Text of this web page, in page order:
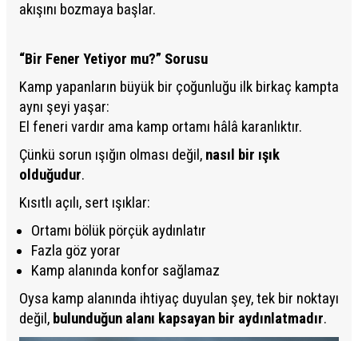
akışını bozmaya başlar.
“Bir Fener Yetiyor mu?” Sorusu
Kamp yapanların büyük bir çoğunluğu ilk birkaç kampta
aynı şeyi yaşar:
El feneri vardır ama kamp ortamı hâlâ karanlıktır.
Çünkü sorun ışığın olması değil, nasıl bir ışık
olduğudur.
Kısıtlı açılı, sert ışıklar:
Ortamı bölük pörçük aydınlatır
Fazla göz yorar
Kamp alanında konfor sağlamaz
Oysa kamp alanında ihtiyaç duyulan şey, tek bir noktayı
değil, bulunduğun alanı kapsayan bir aydınlatmadır.